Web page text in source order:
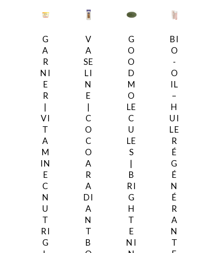
G
A
R
NI
E
R
|
VI
T
A
M
IN
E
C
N
U
T
RI
G
V
A
SE
LI
N
E
|
C
O
C
O
A
R
A
DI
A
N
T
B
G
O
O
D
M
O
LE
C
U
LE
S
|
B
RI
G
H
T
E
NI
BI
O
-
O
IL
–
H
UI
LE
R
É
G
É
N
É
R
A
N
T